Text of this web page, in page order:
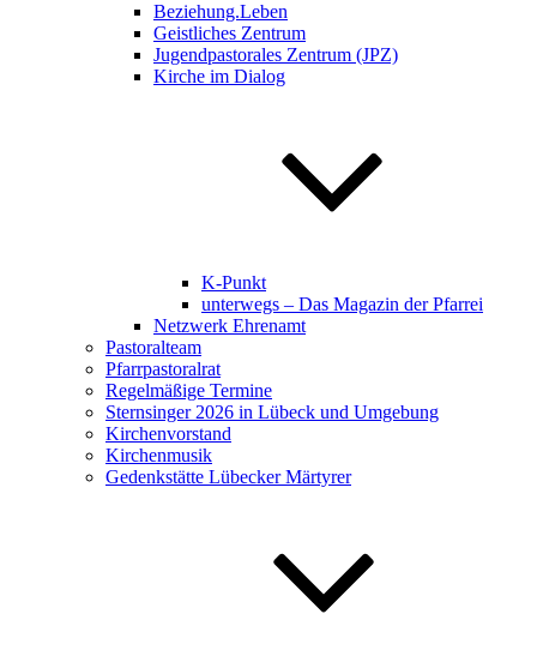
Beziehung.Leben
Geistliches Zentrum
Jugendpastorales Zentrum (JPZ)
Kirche im Dialog
K-Punkt
unterwegs – Das Magazin der Pfarrei
Netzwerk Ehrenamt
Pastoralteam
Pfarrpastoralrat
Regelmäßige Termine
Sternsinger 2026 in Lübeck und Umgebung
Kirchenvorstand
Kirchenmusik
Gedenkstätte Lübecker Märtyrer